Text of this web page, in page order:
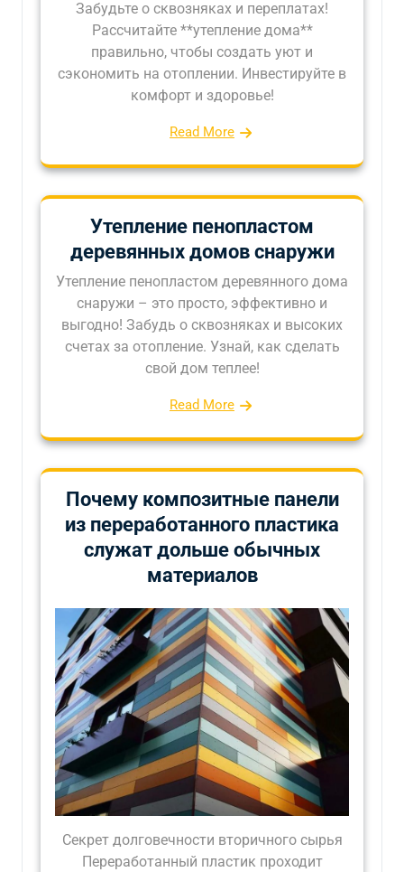
Забудьте о сквозняках и переплатах!
Рассчитайте **утепление дома**
правильно, чтобы создать уют и
сэкономить на отоплении. Инвестируйте в
комфорт и здоровье!
Read More
Утепление пенопластом
деревянных домов снаружи
Утепление пенопластом деревянного дома
снаружи – это просто, эффективно и
выгодно! Забудь о сквозняках и высоких
счетах за отопление. Узнай, как сделать
свой дом теплее!
Read More
Почему композитные панели
из переработанного пластика
служат дольше обычных
материалов
Секрет долговечности вторичного сырья
Переработанный пластик проходит